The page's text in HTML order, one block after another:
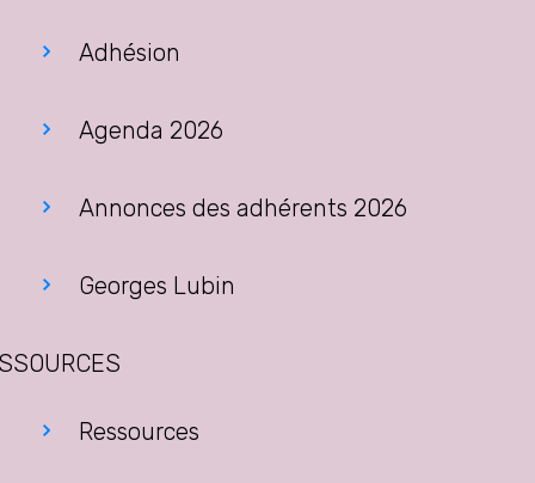
Adhésion
Agenda 2026
Annonces des adhérents 2026
Georges Lubin
Ressources